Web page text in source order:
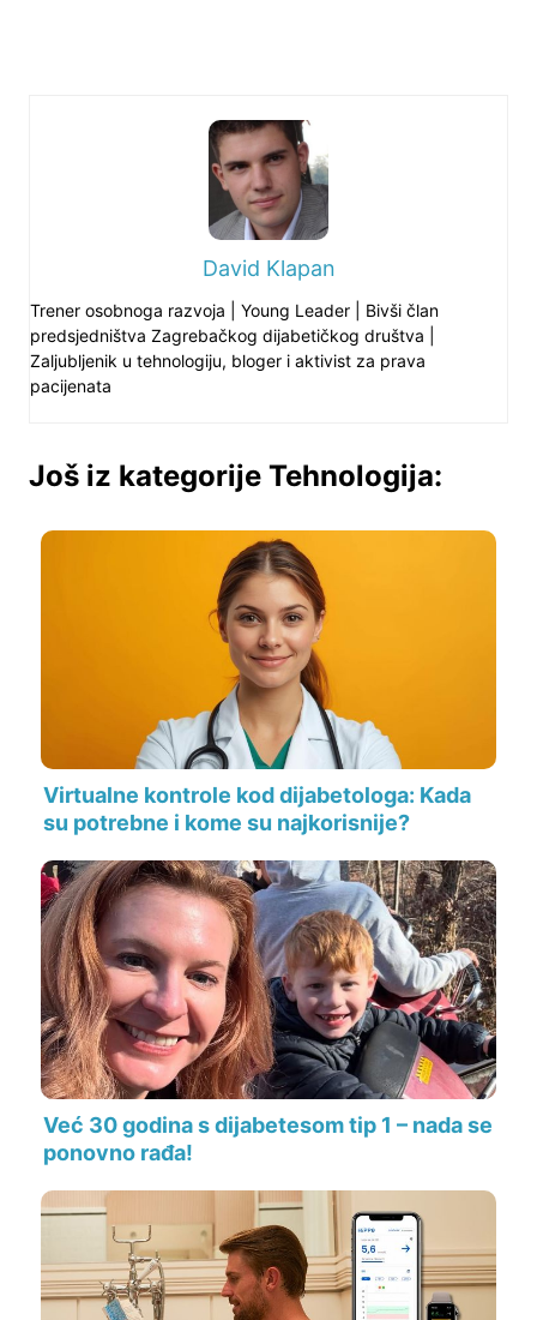
David Klapan
Trener osobnoga razvoja | Young Leader | Bivši član
predsjedništva Zagrebačkog dijabetičkog društva |
Zaljubljenik u tehnologiju, bloger i aktivist za prava
pacijenata
Još iz kategorije Tehnologija:
Virtualne kontrole kod dijabetologa: Kada
su potrebne i kome su najkorisnije?
Već 30 godina s dijabetesom tip 1 – nada se
ponovno rađa!